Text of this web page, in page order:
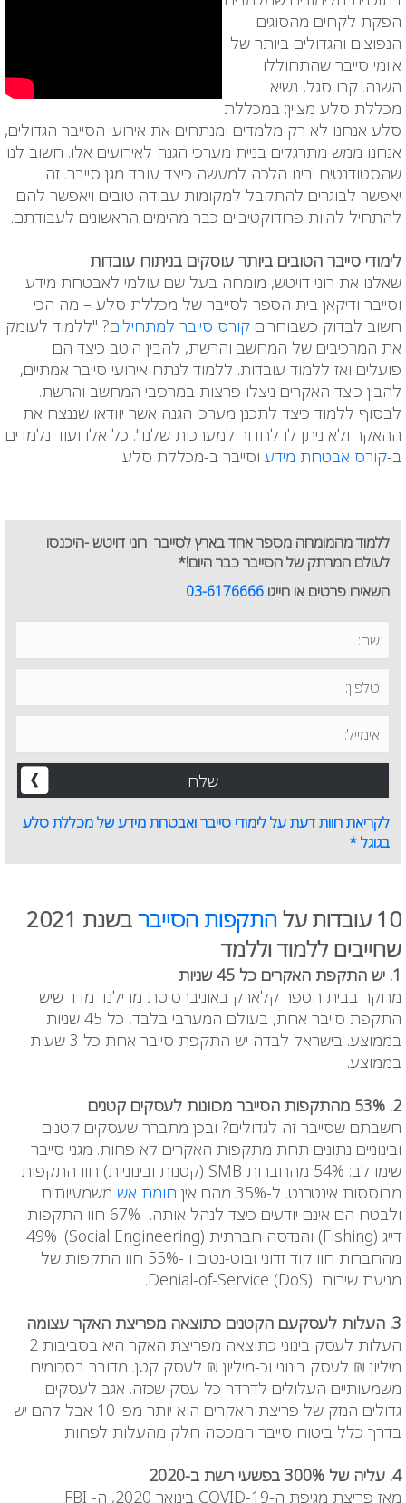
הפקת לקחים מהסוגים
הנפוצים והגדולים ביותר של
איומי סייבר שהתחוללו
השנה. קרו סגל, נשיא
מכללת סלע מציין: במכללת
סלע אנחנו לא רק מלמדים ומנתחים את אירועי הסייבר הגדולים,
אנחנו ממש מתרגלים בניית מערכי הגנה לאירועים אלו. חשוב לנו
שהסטודנטים יבינו הלכה למעשה כיצד עובד מגן סייבר. זה
יאפשר לבוגרים להתקבל למקומות עבודה טובים ויאפשר להם
להתחיל להיות פרודוקטיביים כבר מהימים הראשונים לעבודתם.
לימודי סייבר הטובים ביותר עוסקים בניתוח עובדות
שאלנו את רוני דויטש, מומחה בעל שם עולמי לאבטחת מידע
וסייבר ודיקאן בית הספר לסייבר של מכללת סלע – מה הכי
חשוב לבדוק כשבוחרים קורס סייבר למתחילים? "ללמוד לעומק
את המרכיבים של המחשב והרשת, להבין היטב כיצד הם
פועלים ואז ללמוד עובדות. ללמוד לנתח אירועי סייבר אמתיים,
להבין כיצד האקרים ניצלו פרצות במרכיבי המחשב והרשת.
לבסוף ללמוד כיצד לתכנן מערכי הגנה אשר יוודאו שננצח את
ההאקר ולא ניתן לו לחדור למערכות שלנו". כל אלו ועוד נלמדים
ב-קורס אבטחת מידע וסייבר ב-מכללת סלע.
ללמוד מהמומחה מספר אחד בארץ לסייבר רוני דויטש -היכנסו
לעולם המרתק של הסייבר כבר היום!*
השאירו פרטים או חייגו03-6176666
לקריאת חוות דעת על לימודי סייבר ואבטחת מידע של מכללת סלע
בגוגל *
10 עובדות על התקפות הסייבר
בשנת 2021
שחייבים ללמוד וללמד
1. יש התקפת האקרים כל 45 שניות
מחקר בבית הספר קלארק באוניברסיטת מרילנד מדד שיש
התקפת סייבר אחת, בעולם המערבי בלבד, כל 45 שניות
בממוצע. בישראל לבדה יש התקפת סייבר אחת כל 3 שעות
בממוצע.
2. 53% מהתקפות הסייבר מכוונות לעסקים קטנים
חשבתם שסייבר זה לגדולים? ובכן מתברר שעסקים קטנים
ובינוניים נתונים תחת מתקפות האקרים לא פחות. מגני סייבר
שימו לב: 54% מהחברות SMB (קטנות ובינוניות) חוו התקפות
מבוססות אינטרנט. ל-35% מהם אין
חומת אש משמעיותית
ולבטח הם אינם יודעים כיצד לנהל אותה. 67% חוו התקפות
דייג (Fishing) והנדסה חברתית (Social Engineering). 49%
מהחברות חוו קוד זדוני ובוט-נטים ו -55% חוו התקפות של
מניעת שירות Denial-of-Service (DoS).
3. העלות לעסקעם הקטנים כתוצאה מפריצת האקר עצומה
העלות לעסק בינוני כתוצאה מפריצת האקר היא בסביבות 2
מיליון ₪ לעסק בינוני וכ-מיליון ₪ לעסק קטן. מדובר בסכומים
משמעותיים העלולים לדרדר כל עסק שכזה. אגב לעסקים
גדולים הנזק של פריצת האקרים הוא יותר מפי 10 אבל להם יש
בדרך כלל ביטוח סייבר המכסה חלק מהעלות לפחות.
4. עליה של 300% בפשעי רשת ב-2020
מאז פריצת מגיפת ה-COVID-19 בינואר 2020, ה- FBI